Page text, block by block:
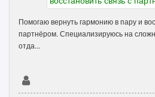
Помогаю вернуть гармонию в пару и
партнёром. Специализируюсь на
отда...